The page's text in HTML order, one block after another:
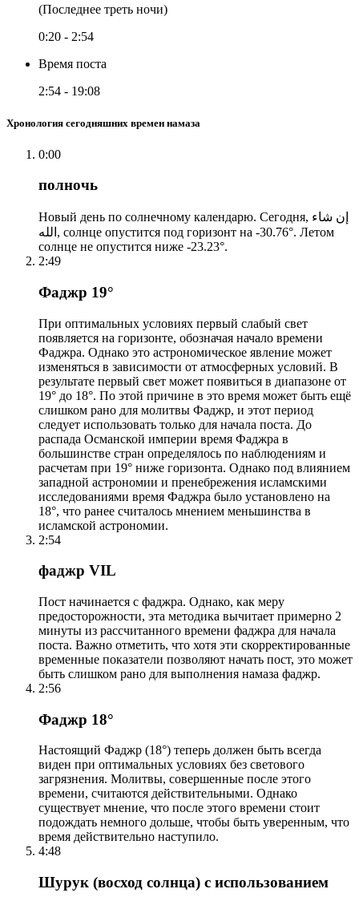
(Последнее треть ночи)
0:20 - 2:54
Время поста
2:54 - 19:08
Хронология сегодняшних времен намаза
0:00
полночь
Новый день по солнечному календарю. Сегодня, إن شاء
الله, солнце опустится под горизонт на -30.76°. Летом
солнце не опустится ниже -23.23°.
2:49
Фаджр 19°
При оптимальных условиях первый слабый свет
появляется на горизонте, обозначая начало времени
Фаджра. Однако это астрономическое явление может
изменяться в зависимости от атмосферных условий. В
результате первый свет может появиться в диапазоне от
19° до 18°. По этой причине в это время может быть ещё
слишком рано для молитвы Фаджр, и этот период
следует использовать только для начала поста. До
распада Османской империи время Фаджра в
большинстве стран определялось по наблюдениям и
расчетам при 19° ниже горизонта. Однако под влиянием
западной астрономии и пренебрежения исламскими
исследованиями время Фаджра было установлено на
18°, что ранее считалось мнением меньшинства в
исламской астрономии.
2:54
фаджр VIL
Пост начинается с фаджра. Однако, как меру
предосторожности, эта методика вычитает примерно 2
минуты из рассчитанного времени фаджра для начала
поста. Важно отметить, что хотя эти скорректированные
временные показатели позволяют начать пост, это может
быть слишком рано для выполнения намаза фаджр.
2:56
Фаджр 18°
Настоящий Фаджр (18°) теперь должен быть всегда
виден при оптимальных условиях без светового
загрязнения. Молитвы, совершенные после этого
времени, считаются действительными. Однако
существует мнение, что после этого времени стоит
подождать немного дольше, чтобы быть уверенным, что
время действительно наступило.
4:48
Шурук (восход солнца) с использованием